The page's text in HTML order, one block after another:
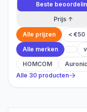
Beste
Prijs ↑
Alle prijzen < €50
Alle merken
HOMCOM
Auronic
Alle 30 producten